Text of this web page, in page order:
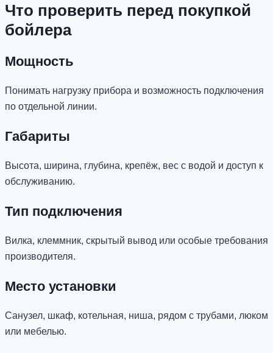
Что проверить перед покупкой
бойлера
Мощность
Понимать нагрузку прибора и возможность подключения
по отдельной линии.
Габариты
Высота, ширина, глубина, крепёж, вес с водой и доступ к
обслуживанию.
Тип подключения
Вилка, клеммник, скрытый вывод или особые требования
производителя.
Место установки
Санузел, шкаф, котельная, ниша, рядом с трубами, люком
или мебелью.